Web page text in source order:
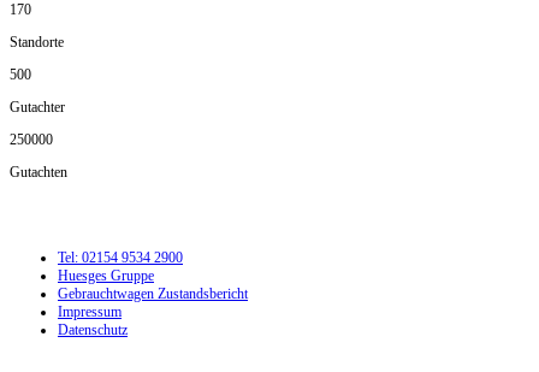
170
Standorte
500
Gutachter
250000
Gutachten
Tel: 02154 9534 2900
Huesges Gruppe
Gebrauchtwagen Zustandsbericht
Impressum
Datenschutz